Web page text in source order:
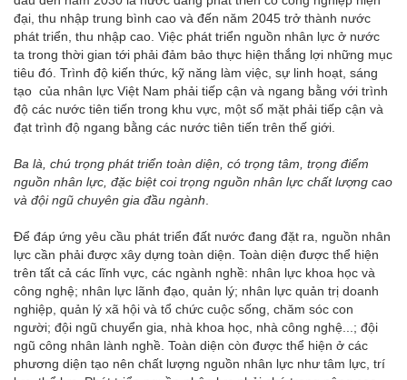
đại, thu nhập trung bình cao và đến năm 2045 trở thành nước
phát triển, thu nhập cao. Việc phát triển nguồn nhân lực ở nước
ta trong thời gian tới phải đảm bảo thực hiện thắng lợi những mục
tiêu đó. Trình độ kiến thức, kỹ năng làm việc, sự linh hoạt, sáng
tạo của nhân lực Việt Nam phải tiếp cận và ngang bằng với trình
độ các nước tiên tiến trong khu vực, một số mặt phải tiếp cận và
đạt trình độ ngang bằng các nước tiên tiến trên thế giới.
Ba là, chú trọng phát triển toàn diện, có trọng tâm, trọng điểm
nguồn nhân lực, đặc biệt coi trọng nguồn nhân lực chất lượng cao
và đội ngũ chuyên gia đầu ngành.
Để đáp ứng yêu cầu phát triển đất nước đang đặt ra, nguồn nhân
lực cần phải được xây dựng toàn diện. Toàn diện được thể hiện
trên tất cả các lĩnh vực, các ngành nghề: nhân lực khoa học và
công nghệ; nhân lực lãnh đạo, quản lý; nhân lực quản trị doanh
nghiệp, quản lý xã hội và tổ chức cuộc sống, chăm sóc con
người; đội ngũ chuyển gia, nhà khoa học, nhà công nghệ...; đội
ngũ công nhân lành nghề. Toàn diện còn được thể hiện ở các
phương diện tạo nên chất lượng nguồn nhân lực như tâm lực, trí